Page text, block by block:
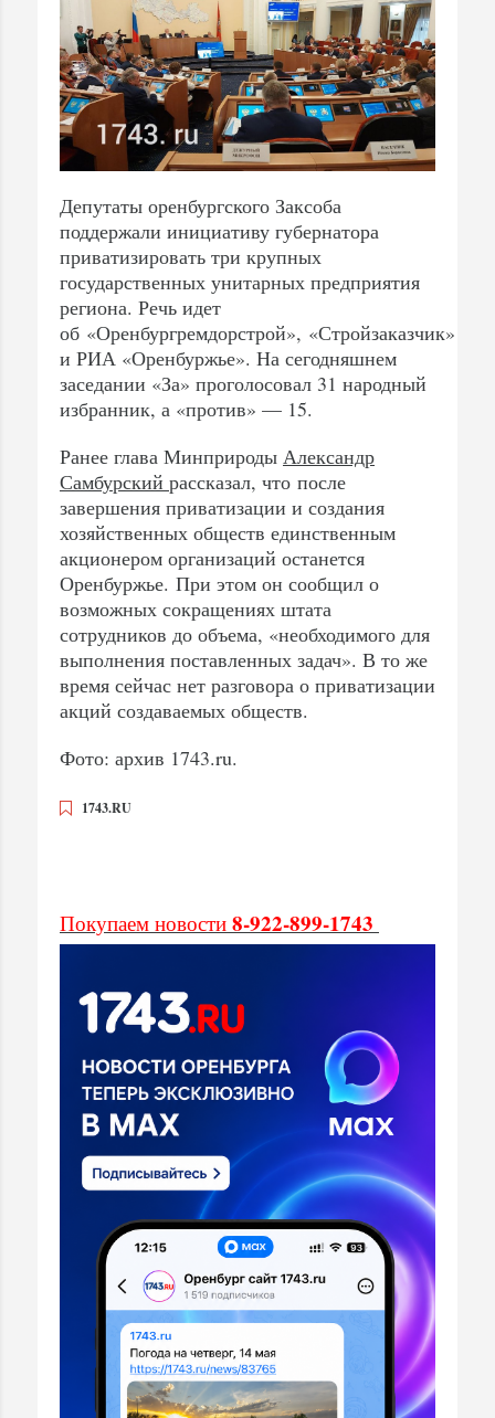
Депутаты оренбургского Заксоба
поддержали инициативу губернатора
приватизировать три крупных
государственных унитарных предприятия
региона. Речь идет
об «Оренбургремдорстрой», «Стройзаказчик»
и РИА «Оренбуржье». На сегодняшнем
заседании «За» проголосовал 31 народный
избранник, а «против» — 15.
Ранее глава Минприроды Александр
Самбурский рассказал, что после
завершения приватизации и создания
хозяйственных обществ единственным
акционером организаций останется
Оренбуржье. При этом он сообщил о
возможных сокращениях штата
сотрудников до объема, «необходимого для
выполнения поставленных задач». В то же
время сейчас нет разговора о приватизации
акций создаваемых обществ.
Фото: архив 1743.ru.
1743.RU
Покупаем новости 8-922-899-1743